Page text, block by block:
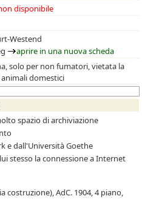
disponibile
Westend
aprire in una nuova scheda
solo per non fumatori, vietata la
domestici
spazio di archiviazione
e dall'Università Goethe
stesso la connessione a Internet
costruzione), AdC. 1904, 4 piano,